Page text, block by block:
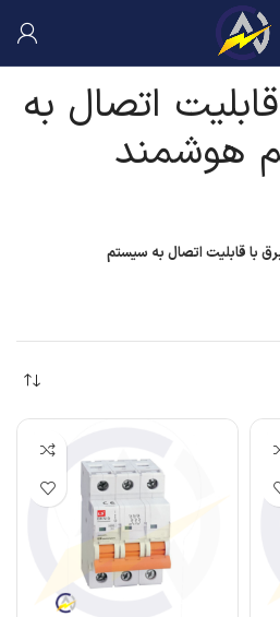
اتصال به
هوشمند
با قابلیت اتصال به سیستم